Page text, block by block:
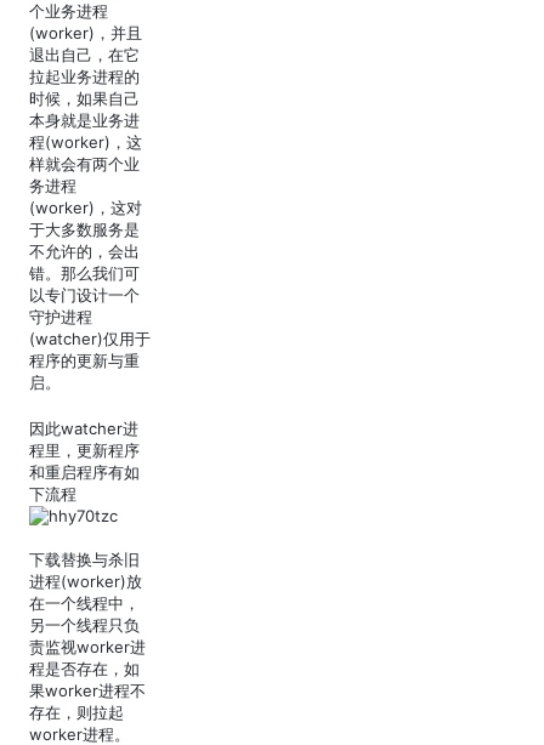
个业务进程
(worker)，并且
退出自己，在它
拉起业务进程的
时候，如果自己
本身就是业务进
程(worker)，这
样就会有两个业
务进程
(worker)，这对
于大多数服务是
不允许的，会出
错。那么我们可
以专门设计一个
守护进程
(watcher)仅用于
程序的更新与重
启。
因此watcher进
程里，更新程序
和重启程序有如
下流程
下载替换与杀旧
进程(worker)放
在一个线程中，
另一个线程只负
责监视worker进
程是否存在，如
果worker进程不
存在，则拉起
worker进程。